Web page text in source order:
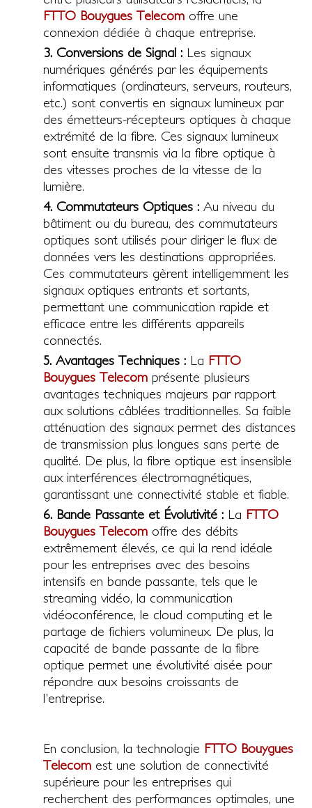
FTTO Bouygues Telecom offre une
connexion dédiée à chaque entreprise.
3. Conversions de Signal : Les signaux
numériques générés par les équipements
informatiques (ordinateurs, serveurs, routeurs,
etc.) sont convertis en signaux lumineux par
des émetteurs-récepteurs optiques à chaque
extrémité de la fibre. Ces signaux lumineux
sont ensuite transmis via la fibre optique à
des vitesses proches de la vitesse de la
lumière.
4. Commutateurs Optiques : Au niveau du
bâtiment ou du bureau, des commutateurs
optiques sont utilisés pour diriger le flux de
données vers les destinations appropriées.
Ces commutateurs gèrent intelligemment les
signaux optiques entrants et sortants,
permettant une communication rapide et
efficace entre les différents appareils
connectés.
5. Avantages Techniques : La FTTO
Bouygues Telecom présente plusieurs
avantages techniques majeurs par rapport
aux solutions câblées traditionnelles. Sa faible
atténuation des signaux permet des distances
de transmission plus longues sans perte de
qualité. De plus, la fibre optique est insensible
aux interférences électromagnétiques,
garantissant une connectivité stable et fiable.
6. Bande Passante et Évolutivité : La FTTO
Bouygues Telecom offre des débits
extrêmement élevés, ce qui la rend idéale
pour les entreprises avec des besoins
intensifs en bande passante, tels que le
streaming vidéo, la communication
vidéoconférence, le cloud computing et le
partage de fichiers volumineux. De plus, la
capacité de bande passante de la fibre
optique permet une évolutivité aisée pour
répondre aux besoins croissants de
l'entreprise.
En conclusion, la technologie FTTO Bouygues
Telecom est une solution de connectivité
supérieure pour les entreprises qui
recherchent des performances optimales, une